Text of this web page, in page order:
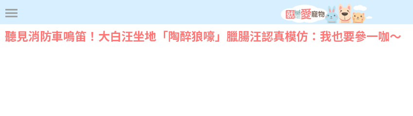
聽見消防車鳴笛！大白汪坐地「陶醉狼嚎」臘腸汪認真模仿：我也要參一咖～